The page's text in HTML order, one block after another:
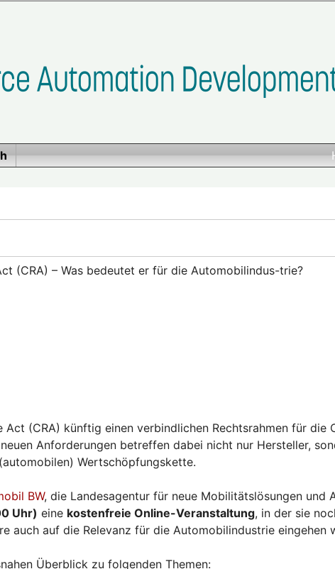
(CRA) – Was bedeutet er für die Automobilindus-trie?
(CRA) künftig einen verbindlichen Rechtsrahmen für die
Anforderungen betreffen dabei nicht nur Hersteller,
Wertschöpfungskette.
BW, die Landesagentur für neue Mobilitätslösungen und
Uhr) eine kostenfreie Online-Veranstaltung, in der sie
auch auf die Relevanz für die Automobilindustrie eingehen
Überblick zu folgenden Themen: